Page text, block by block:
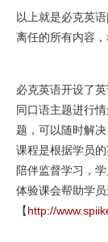
以上就是必克英
离任的所有内容
必克英语开设了
同口语主题进行
题，可以随时解
课程是根据学员
陪伴监督学习，
体验课会帮助学
【http://